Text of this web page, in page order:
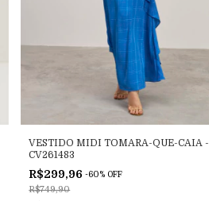
VESTIDO MIDI TOMARA-QUE-CAIA -
CV261483
R$299,96-60% OFF
R$749,90